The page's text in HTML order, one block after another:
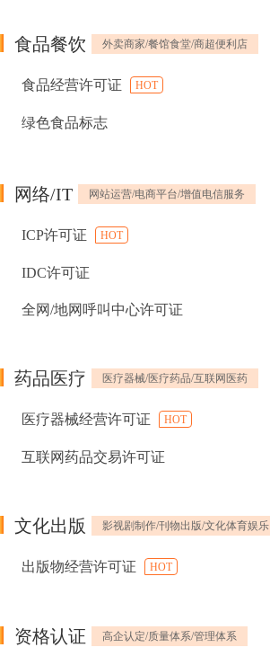
食品餐饮 外卖商家/餐馆食堂/商超便利店
食品经营许可证 HOT
绿色食品标志
网络/IT 网站运营/电商平台/增值电信服务
ICP许可证 HOT
IDC许可证
全网/地网呼叫中心许可证
药品医疗 医疗器械/医疗药品/互联网医药
医疗器械经营许可证 HOT
互联网药品交易许可证
文化出版 影视剧制作/刊物出版/文化体育娱乐
出版物经营许可证 HOT
资格认证 高企认定/质量体系/管理体系